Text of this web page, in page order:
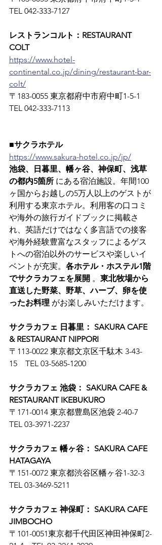
TEL 042-333-7127
レストランコルト：RESTAURANT
COLT
https://www.hotel-
continental.co.jp/dining/restaurant-bar-
colt/
〒183-0055 東京都府中市府中町1-5-1
TEL 042-333-7113
■サクラホテル
https://www.sakura-hotel.co.jp/jp/
池袋、日暮里、幡ヶ谷、神保町、浅草
の都内5箇所 にある宿泊施設。年間100
ヶ国からお越しの5万人以上のゲストが
利用する東京ホテル。利用客の口コミ
や海外の旅行ガイドブックに掲載さ
れ、英語だけではなく多言語での接客
や海外経験豊富なスタッフによるゲス
トへの宿泊以外のサービスや楽しいイ
ベントが充実。 各ホテル・ホステル1階
でサクラカフェを展開 。 東北牧場から
直送した野菜、野草、ハーブ、卵を使
ったお料理 がお楽しみいただけます。
サクラカフェ 日暮里： SAKURA CAFE
& RESTAURANT NIPPORI
〒113-0022 東京都文京区千駄木 3-43-
15　TEL 03-5685-1200
サクラカフェ 池袋： SAKURA CAFE &
RESTAURANT IKEBUKURO
〒171-0014 東京都豊島区池袋 2-40-7
TEL 03-3971-2237
サクラカフェ 幡ヶ谷： SAKURA CAFE
HATAGAYA
〒151-0072 東京都渋谷区幡ヶ谷1-32-3
TEL 03-3469-5211
サクラカフェ 神保町： SAKURA CAFE
JIMBOCHO
〒101-0051東京都千代田区神田神保町2-